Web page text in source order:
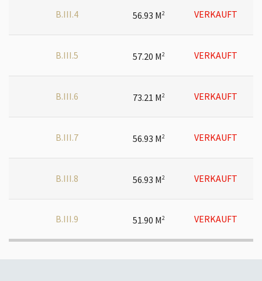
B.III.4 56.93 M2 VERKAUFT
B.III.5 57.20 M2 VERKAUFT
B.III.6 73.21 M2 VERKAUFT
B.III.7 56.93 M2 VERKAUFT
B.III.8 56.93 M2 VERKAUFT
B.III.9 51.90 M2 VERKAUFT